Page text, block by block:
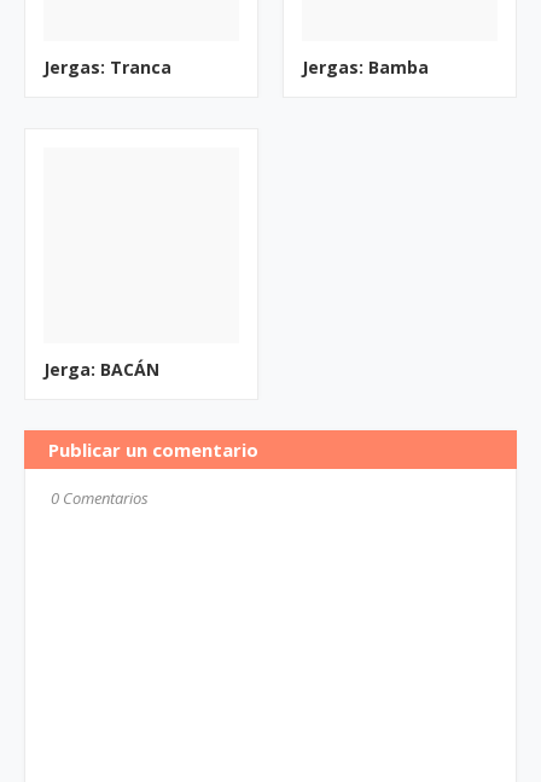
Jergas: Tranca Jergas: Bamba
Jerga: BACÁN
Publicar un comentario
0 Comentarios